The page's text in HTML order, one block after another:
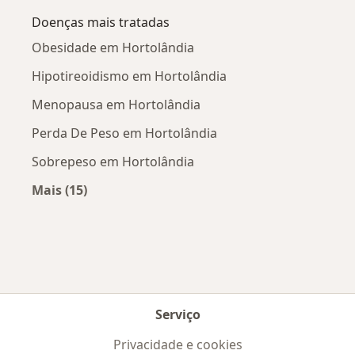
Doenças mais tratadas
Obesidade em Hortolândia
Hipotireoidismo em Hortolândia
Menopausa em Hortolândia
Perda De Peso em Hortolândia
Sobrepeso em Hortolândia
Mais (15)
Serviço
Privacidade e cookies